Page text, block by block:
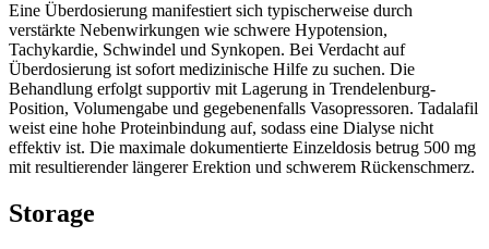
Eine Überdosierung manifestiert sich typischerweise durch
verstärkte Nebenwirkungen wie schwere Hypotension,
Tachykardie, Schwindel und Synkopen. Bei Verdacht auf
Überdosierung ist sofort medizinische Hilfe zu suchen. Die
Behandlung erfolgt supportiv mit Lagerung in Trendelenburg-
Position, Volumengabe und gegebenenfalls Vasopressoren. Tadalafil
weist eine hohe Proteinbindung auf, sodass eine Dialyse nicht
effektiv ist. Die maximale dokumentierte Einzeldosis betrug 500 mg
mit resultierender längerer Erektion und schwerem Rückenschmerz.
Storage